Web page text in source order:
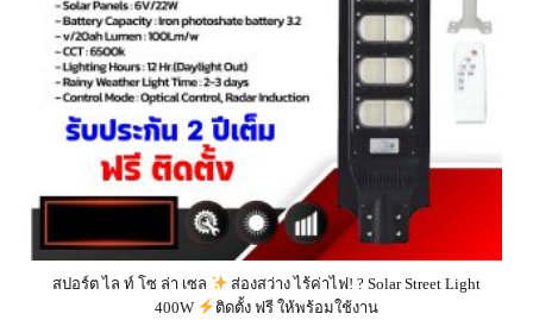
สปอร์ต ไล ท์ โซ ล่า เซล
ส่องสว่าง ไร้ค่าไฟ! ? Solar Street Light
400W
ติดตั้ง ฟรี ให้พร้อมใช้งาน